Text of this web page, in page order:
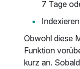
7 Tage
Obwohl diese
Funktion
kurz an.